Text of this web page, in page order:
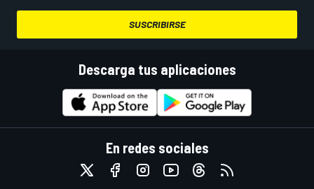
SUSCRIBIRSE
Descarga tus aplicaciones
En redes sociales